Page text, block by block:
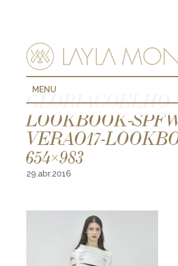
MENU
GLORIACOELHO-
LOOKBOOK-
VERAO17-
654×983
29.abr.2016